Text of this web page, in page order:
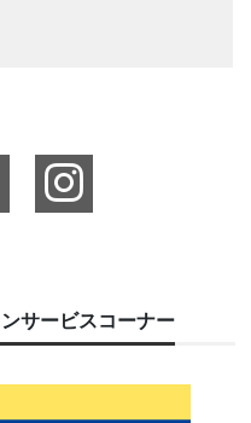
サービスコーナー